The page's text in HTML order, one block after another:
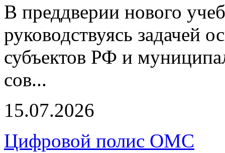
В преддверии нового
руководствуясь задачей
субъектов РФ и
сов...
15.07.2026
Цифровой полис ОМС